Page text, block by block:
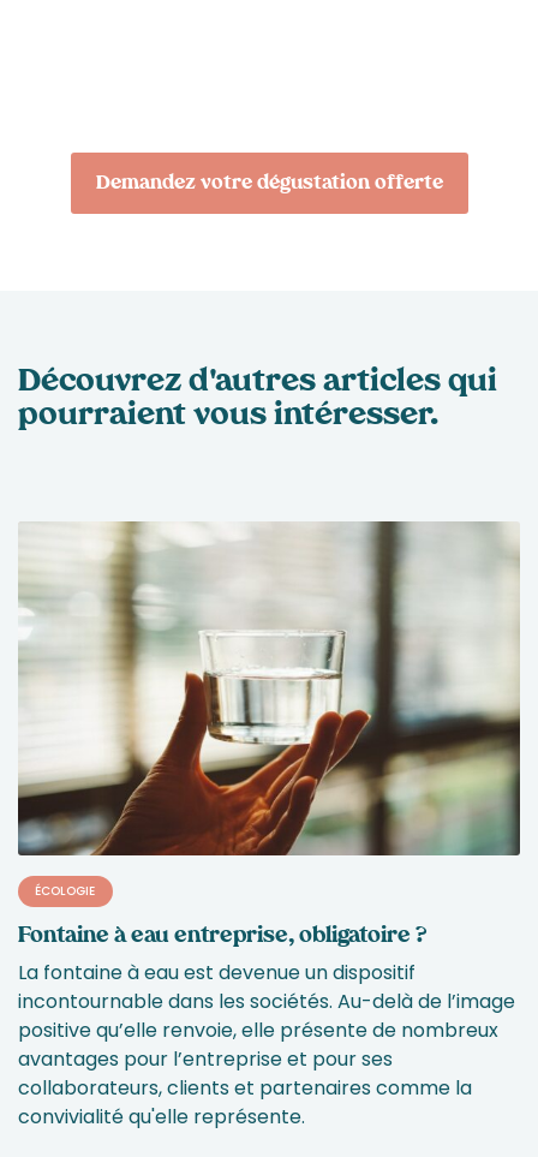
Demandez votre dégustation offerte
Découvrez d'autres articles qui
pourraientvous intéresser.
ÉCOLOGIE
Fontaine à eau entreprise, obligatoire ?
La fontaine à eau est devenue un dispositif
incontournable dans les sociétés. Au-delà de l’image
positive qu’elle renvoie, elle présente de nombreux
avantages pour l’entreprise et pour ses
collaborateurs, clients et partenaires comme la
convivialité qu'elle représente.